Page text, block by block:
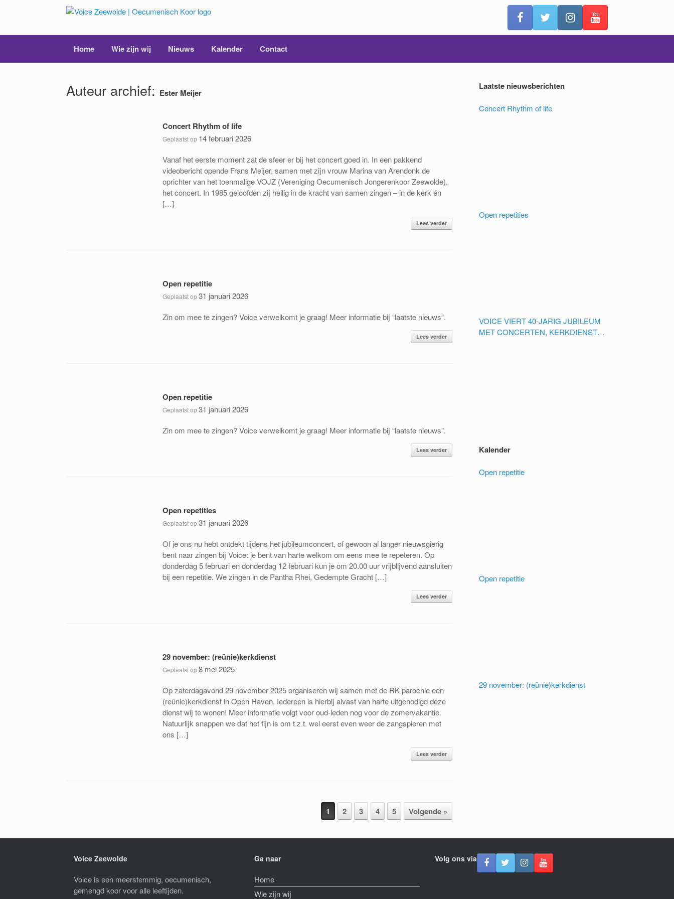
inhoud
Home Wie zijn wij Nieuws Kalender Contact
Auteur archief: Ester Meijer
Concert Rhythm of life
Geplaatst op 14 februari 2026
Vanaf het eerste moment zat de sfeer er bij het concert goed in. In een pakkend
videobericht opende Frans Meijer, samen met zijn vrouw Marina van Arendonk de
oprichter van het toenmalige VOJZ (Vereniging Oecumenisch Jongerenkoor Zeewolde),
het concert. In 1985 geloofden zij heilig in de kracht van samen zingen – in de kerk én
[…]
Lees verder
Open repetitie
Geplaatst op31 januari 2026
Zin om mee te zingen? Voice verwelkomt je graag! Meer informatie bij “laatste nieuws”.
Lees verder
Open repetitie
Geplaatst op31 januari 2026
Zin om mee te zingen? Voice verwelkomt je graag! Meer informatie bij “laatste nieuws”.
Lees verder
Open repetities
Geplaatst op31 januari 2026
Of je ons nu hebt ontdekt tijdens het jubileumconcert, of gewoon al langer nieuwsgierig
bent naar zingen bij Voice: je bent van harte welkom om eens mee te repeteren. Op
donderdag 5 februari en donderdag 12 februari kun je om 20.00 uur vrijblijvend aansluiten
bij een repetitie. We zingen in de Pantha Rhei, Gedempte Gracht […]
Lees verder
29 november: (reünie)kerkdienst
Geplaatst op8 mei 2025
Op zaterdagavond 29 november 2025 organiseren wij samen met de RK parochie een
(reünie)kerkdienst in Open Haven. Iedereen is hierbij alvast van harte uitgenodigd deze
dienst wij te wonen! Meer informatie volgt voor oud-leden nog voor de zomervakantie.
Natuurlijk snappen we dat het fijn is om t.z.t. wel eerst even weer de zangspieren met
ons […]
Lees verder
1 2 3 4 5 Volgende »
Laatste nieuwsberichten
Concert Rhythm of life
Open repetities
VOICE VIERT 40-JARIG JUBILEUM
MET CONCERTEN, KERKDIENST
Kalender
Open repetitie
Open repetitie
29 november: (reünie)kerkdienst
Voice Zeewolde
Voice is een meerstemmig, oecumenisch,
gemengd koor voor alle leeftijden.
Ga naar
Home
Wie zijn wij
Volg ons via